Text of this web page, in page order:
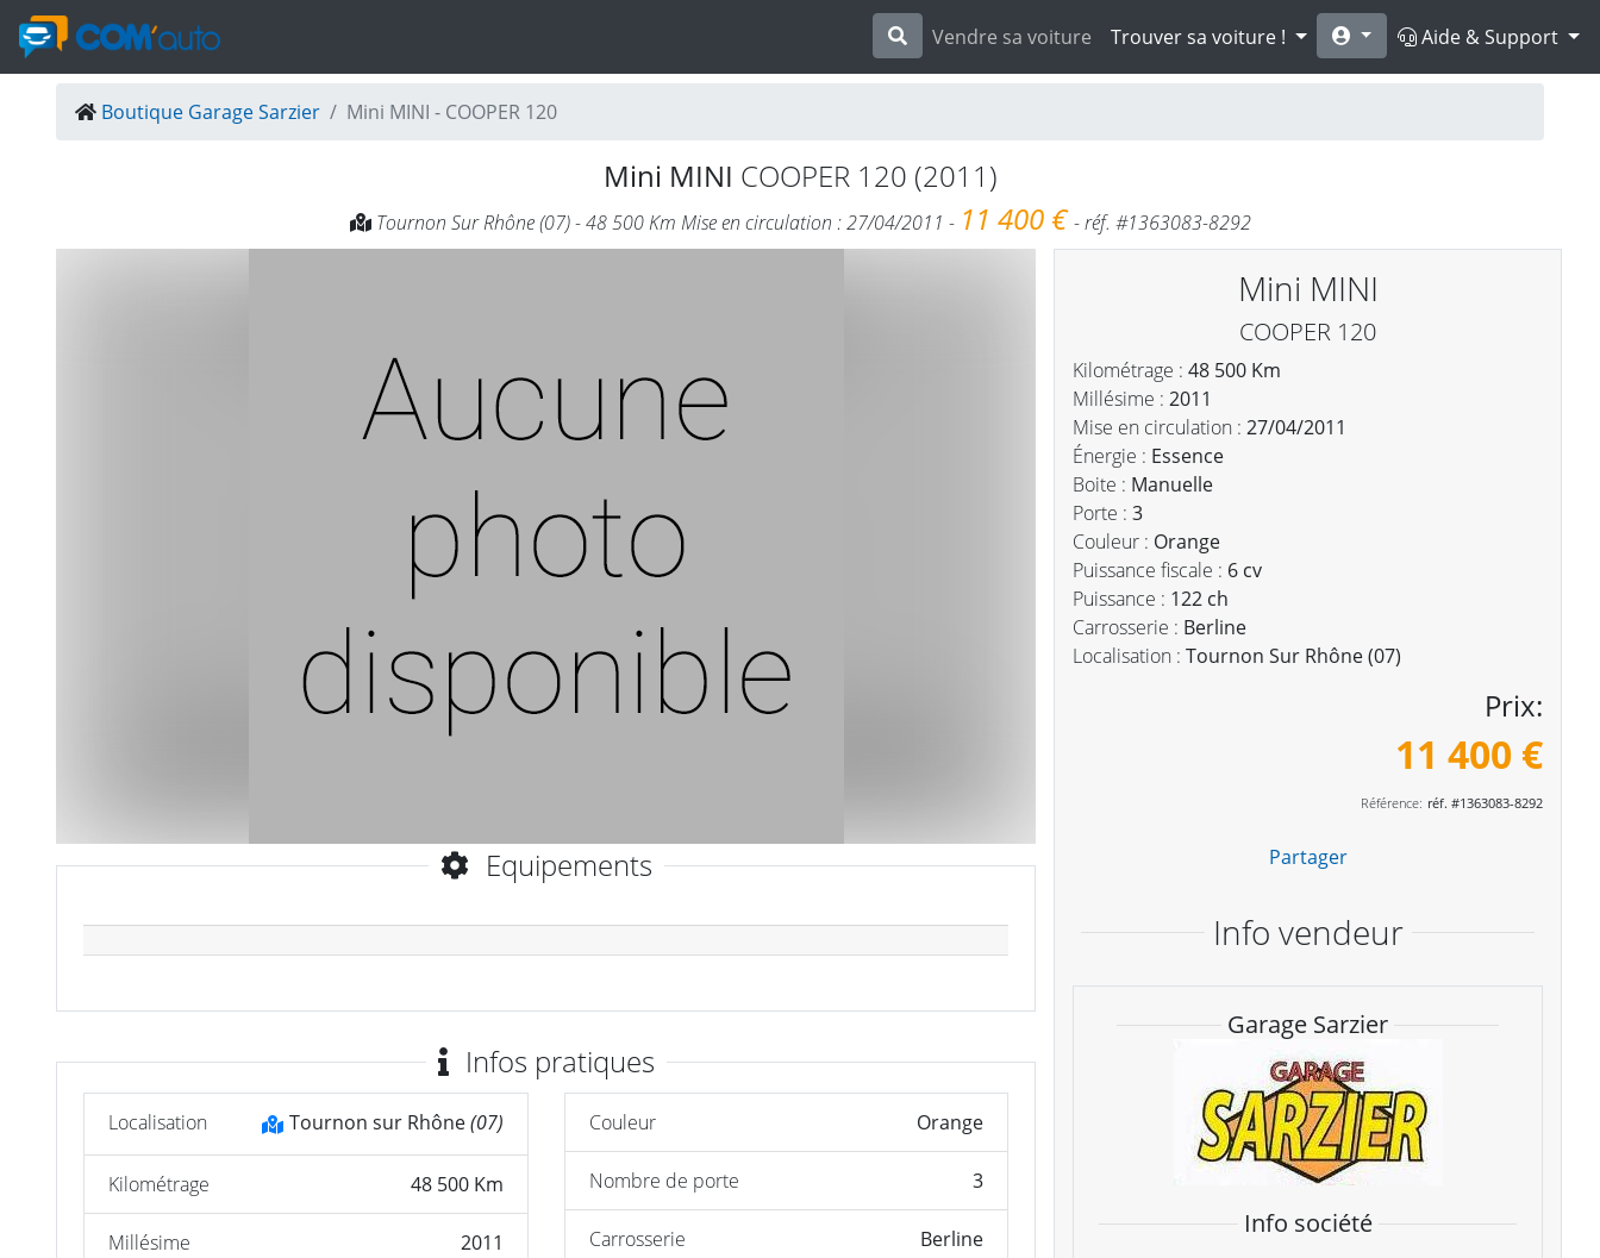
Vendre sa voiture Trouver sa voiture ! Aide & Support
Boutique Garage Sarzier Mini MINI - COOPER 120
Mini MINI COOPER 120 (2011)
Tournon Sur Rhône (07) - 48 500 Km Mise en circulation : 27/04/2011 - 11 400 €- réf. #1363083-8292
Equipements
Infos pratiques
Localisation Tournon sur Rhône(07)
Kilométrage 48 500 Km
Millésime 2011
Couleur Orange
Nombre de porte 3
Carrosserie Berline
Mini MINI
COOPER 120
Kilométrage :48 500 Km
Millésime : 2011
Mise en circulation : 27/04/2011
Énergie : Essence
Boite : Manuelle
Porte : 3
Couleur : Orange
Puissance fiscale : 6 cv
Puissance : 122 ch
Carrosserie : Berline
Localisation : Tournon Sur Rhône (07)
Prix:
11 400 €
Référence: réf. #1363083-8292
Partager
Info vendeur
Garage Sarzier
Info société